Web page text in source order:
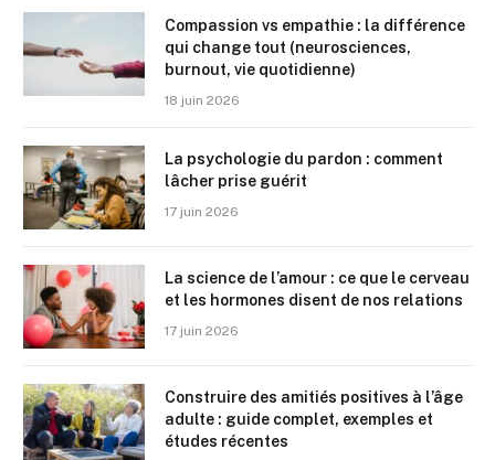
Compassion vs empathie : la différence
qui change tout (neurosciences,
burnout, vie quotidienne)
18 juin 2026
La psychologie du pardon : comment
lâcher prise guérit
17 juin 2026
La science de l’amour : ce que le cerveau
et les hormones disent de nos relations
17 juin 2026
Construire des amitiés positives à l’âge
adulte : guide complet, exemples et
études récentes